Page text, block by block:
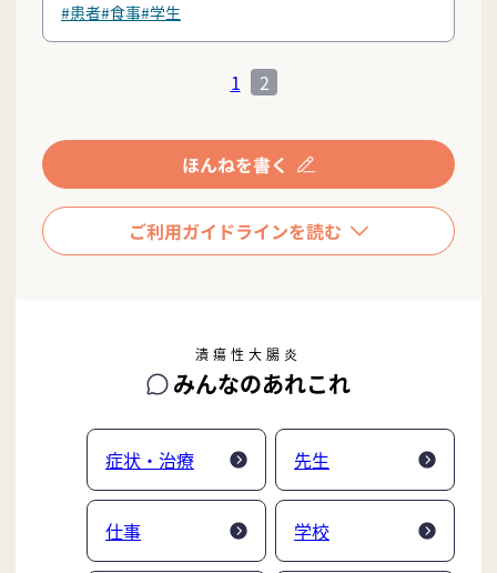
#患者#食事#学生
1 2
潰瘍性大腸炎
みんなのあれこれ
症状・治療 先生
仕事 学校